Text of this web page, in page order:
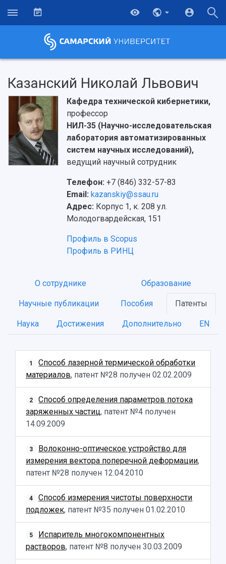
Об университете
История
Ключевые факты
Рейтинги
Руководство
Наблюдательный совет
Попечительский совет
Ученый совет
Ректорат
Кадровый резерв
Персоналии
Заслуженные деятели
Структура университета
Новости
Главные новости
Бортжурнал
Объявления
События
СМИ об университете
Пресс-центр
Газета "Полет"
Газета "Самарский университет"
Мультимедиа
Подкасты
Просветительский проект "Одержимы
Образование
Почему я выбираю Самарский университет?
Абитуриенту
Бакалавриат и специалитет
Магистратура
Аспирантура
Формы обучения
Учебные планы
Дополнительное образование
Институты и факультеты
Образовательные программы
Профессорско-преподавательский состав
Стипендии
Научно-исследовательская деятельность
Основные научные направления
Научные школы и ведущие научные коллективы
Диссертационные советы
Подготовка научных кадров
Конкурс на замещение должностей научных
работников
Научно-технический совет
Научные проекты и темы
Аспирантура и докторантура
Справочные материалы
Научная инфраструктура
Научно-исследовательские подразделения
Структурная схема управления научно-
Казанский Николай Львович
Кафедра технической кибернетики,
профессор
НИЛ-35 (Научно-исследовательская
лаборатория автоматизированных
систем научных исследований),
ведущий научный сотрудник
Телефон: +7 (846) 332-57-83
Email: kazanskiy@ssau.ru
Адрес: Корпус 1, к. 208 ул.
Молодогвардейская, 151
Профиль в Scopus
Профиль в РИНЦ
О сотруднике Образование
Научные публикации Пособия Патенты
Наука Достижения Дополнительно EN
1
Способ лазерной термической обработки
материалов, патент №28 получен 02.02.2009
2
Способ определения параметров потока
заряженных частиц, патент №4 получен
14.09.2009
3
Волоконно-оптическое устройство для
измерения вектора поперечной деформации,
патент №28 получен 12.04.2010
4
Способ измерения чистоты поверхности
подложек, патент №35 получен 01.02.2010
5
Испаритель многокомпонентных
растворов, патент №8 получен 30.03.2009